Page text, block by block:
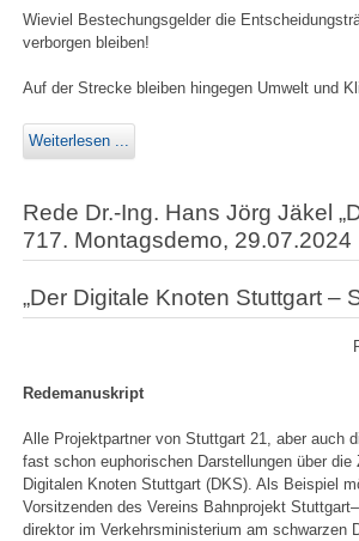
Wieviel Bestechungsgelder die
verborgen bleiben!
Auf der Strecke bleiben hingegen Umwelt und
Weiterlesen ...
Rede Dr.-Ing. Hans Jörg Jäkel
717. Montagsdemo, 29.07.2024
„Der Digitale Knoten Stuttgart –
Redemanuskript
Alle Projektpartner von Stuttgart 21, aber auch
fast schon euphorischen Darstellungen über
Digitalen Knoten Stuttgart (DKS). Als Beispiel
Vorsitzenden des Vereins Bahnprojekt
direktor im Verkehrsministerium am schwarzen